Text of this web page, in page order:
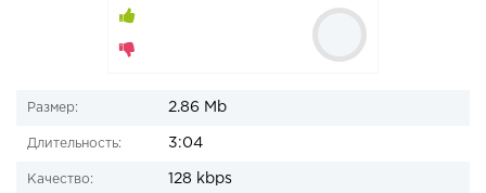
Размер: 2.86 Mb
Длительность: 3:04
Качество: 128 kbps